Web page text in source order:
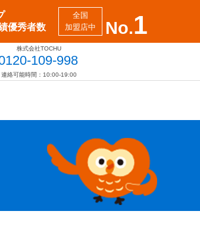
No.1
全国
加盟店中
優秀者数
株式会社TOCHU
109-998
連絡可能時間：10:00-19:00